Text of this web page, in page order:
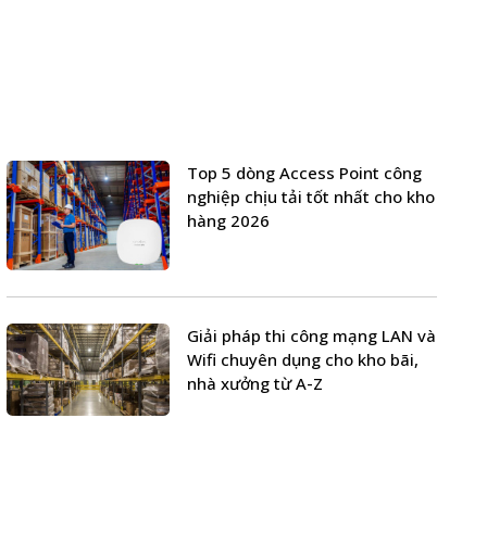
Top 5 dòng Access Point công
nghiệp chịu tải tốt nhất cho kho
hàng 2026
Giải pháp thi công mạng LAN và
Wifi chuyên dụng cho kho bãi,
nhà xưởng từ A-Z